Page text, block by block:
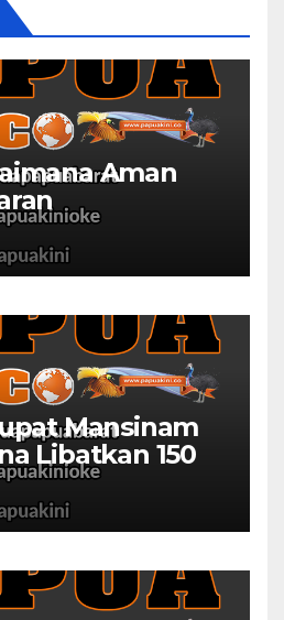
Aman
Mansinam
Libatkan 150